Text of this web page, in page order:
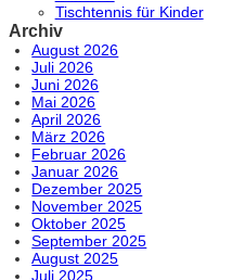
Tischtennis für Kinder
Archiv
August 2026
Juli 2026
Juni 2026
Mai 2026
April 2026
März 2026
Februar 2026
Januar 2026
Dezember 2025
November 2025
Oktober 2025
September 2025
August 2025
Juli 2025